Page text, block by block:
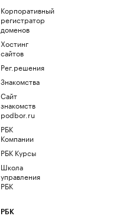
Корпоративный
регистратор
доменов
Хостинг
сайтов
Рег.решения
Знакомства
Сайт
знакомств
podbor.ru
РБК
Компании
РБК Курсы
Школа
управления
РБК
РБК